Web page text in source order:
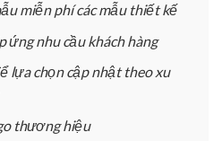
miễn phí các mẫu thiết kế
ứng nhu cầu khách hàng
lựa chọn cập nhật theo xu
thương hiệu